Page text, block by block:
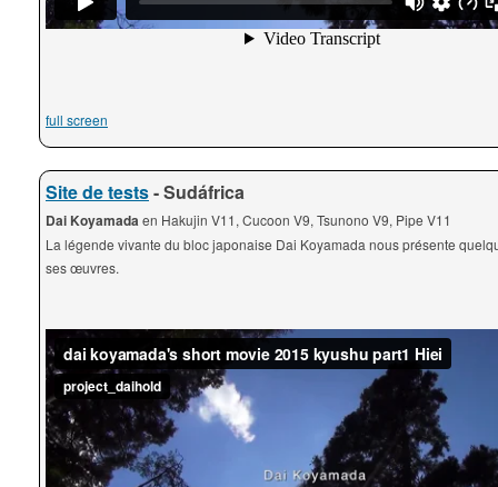
full screen
Site de tests- Sudáfrica
Dai Koyamadaen Hakujin V11, Cucoon V9, Tsunono V9, Pipe V11
La légende vivante du bloc japonaise Dai Koyamada nous présente
ses œuvres.